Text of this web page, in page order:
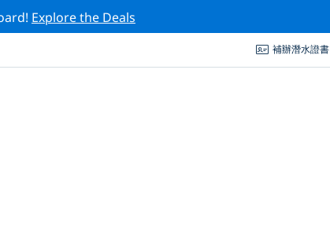
Explore the Deals
補辦潛水證書